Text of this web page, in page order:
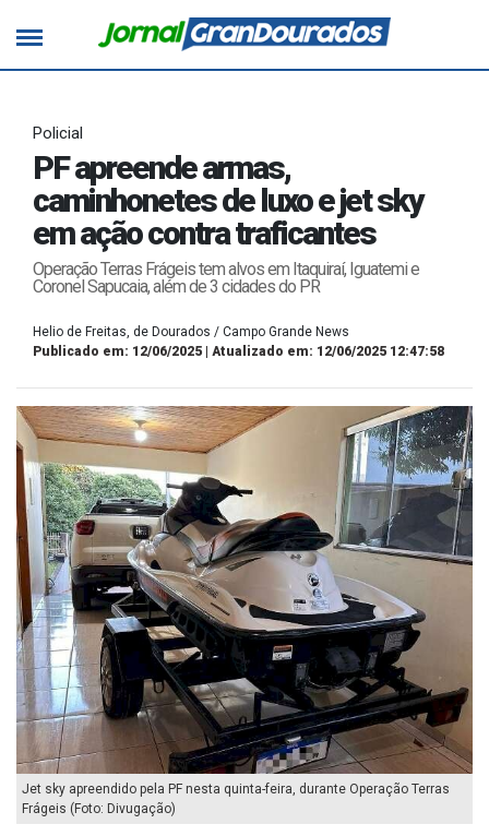
Policial
PF apreende armas,
caminhonetes de luxo e jet sky
em ação contra traficantes
Operação Terras Frágeis tem alvos em Itaquiraí, Iguatemi e
Coronel Sapucaia, além de 3 cidades do PR
Helio de Freitas, de Dourados / Campo Grande News
Publicado em: 12/06/2025 | Atualizado em: 12/06/2025 12:47:58
Jet sky apreendido pela PF nesta quinta-feira, durante Operação Terras
Frágeis (Foto: Divugação)